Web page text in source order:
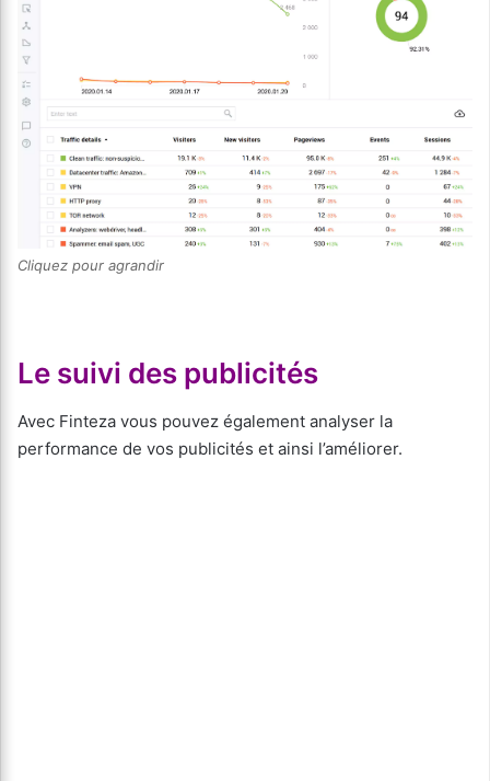
Cliquez pour agrandir
Le suivi des publicités
Avec Finteza vous pouvez également analyser la
performance de vos publicités et ainsi l’améliorer.